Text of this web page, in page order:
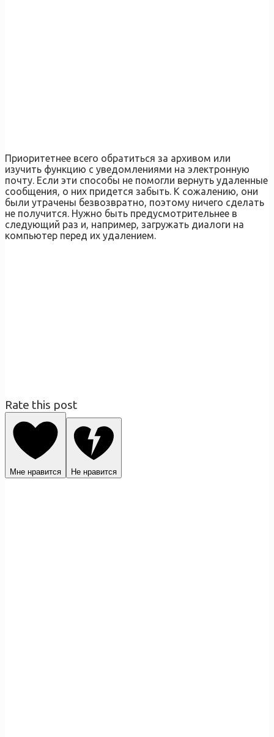
Приоритетнее всего обратиться за архивом или
изучить функцию с уведомлениями на электронную
почту. Если эти способы не помогли вернуть удаленные
сообщения, о них придется забыть. К сожалению, они
были утрачены безвозвратно, поэтому ничего сделать
не получится. Нужно быть предусмотрительнее в
следующий раз и, например, загружать диалоги на
компьютер перед их удалением.
Rate this post
Мне нравится Не нравится